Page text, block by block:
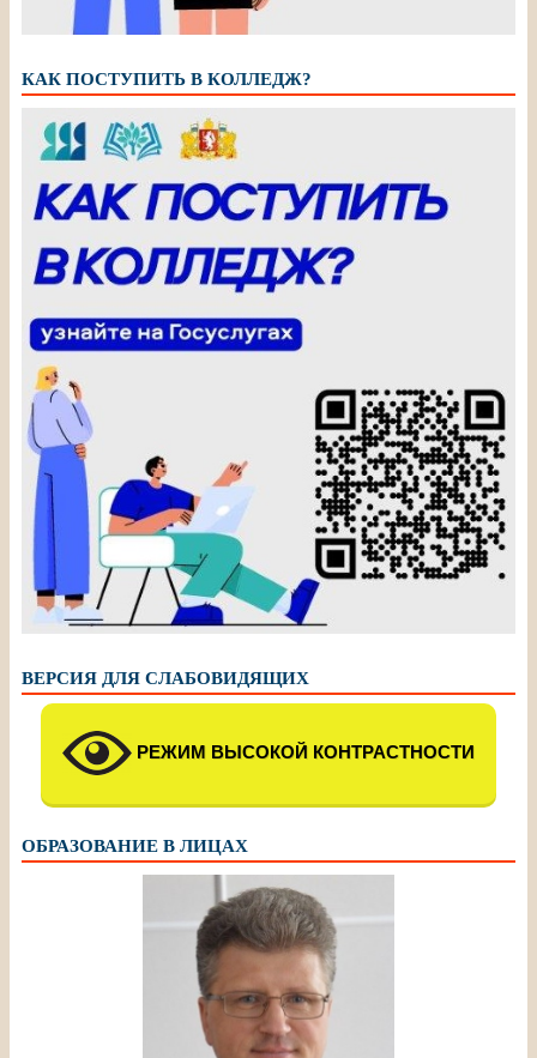
КАК ПОСТУПИТЬ В КОЛЛЕДЖ?
ВЕРСИЯ ДЛЯ СЛАБОВИДЯЩИХ
РЕЖИМ ВЫСОКОЙ КОНТРАСТНОСТИ
ОБРАЗОВАНИЕ В ЛИЦАХ